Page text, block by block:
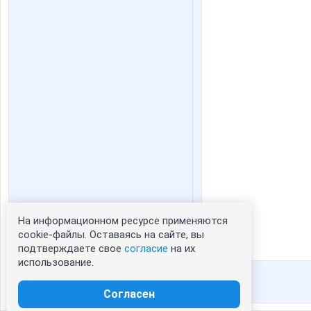
Статистика портрета:
сейчас просматривают портрет - 0
зарегистрированные пользователи
На информационном ресурсе применяются
cookie-файлы. Оставаясь на сайте, вы
подтверждаете свое согласие на их
использование.
Согласен